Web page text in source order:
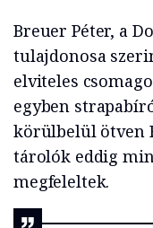
Breuer Péter, a
tulajdonosa
elviteles
egyben
körülbelül ötven
tárolók eddig
megfeleltek.